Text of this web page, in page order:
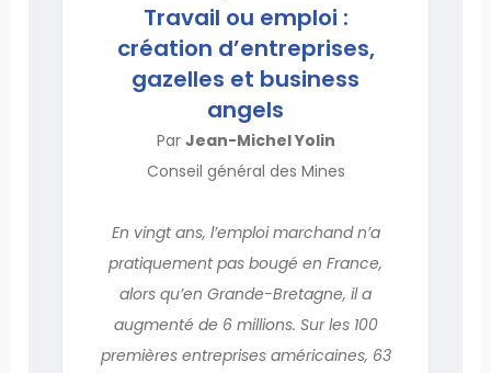
Travail ou emploi :
création d’entreprises,
gazelles et business
angels
Par Jean-Michel Yolin
Conseil général des Mines
En vingt ans, l’emploi marchand n’a
pratiquement pas bougé en France,
alors qu’en Grande-Bretagne, il a
augmenté de 6 millions. Sur les 100
premières entreprises américaines, 63